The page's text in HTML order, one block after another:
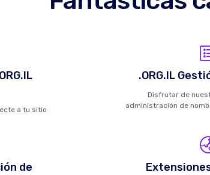
a tu sitio
.ORG.IL
Disfrutar de
administración de
de